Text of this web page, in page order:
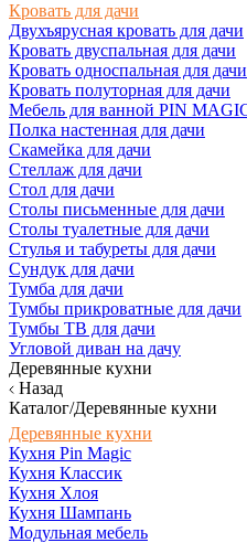
Кровать для дачи
Двухъярусная кровать для дачи
Кровать двуспальная для дачи
Кровать односпальная для дачи
Кровать полуторная для дачи
Мебель для ванной PIN
Полка настенная для дачи
Скамейка для дачи
Стеллаж для дачи
Стол для дачи
Столы письменные для дачи
Столы туалетные для дачи
Стулья и табуреты для дачи
Сундук для дачи
Тумба для дачи
Тумбы прикроватные для дачи
Тумбы ТВ для дачи
Угловой диван на дачу
Деревянные кухни
Назад
Каталог/Деревянные кухни
Деревянные кухни
Кухня Pin Magic
Кухня Классик
Кухня Хлоя
Кухня Шампань
Модульная мебель